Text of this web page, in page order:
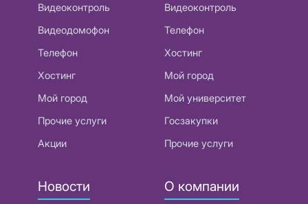
Видеоконтроль
Видеодомофон
Телефон
Хостинг
Мой город
Прочие услуги
Акции
Видеоконтроль
Телефон
Хостинг
Мой город
Мой университет
Госзакупки
Прочие услуги
Новости О компании